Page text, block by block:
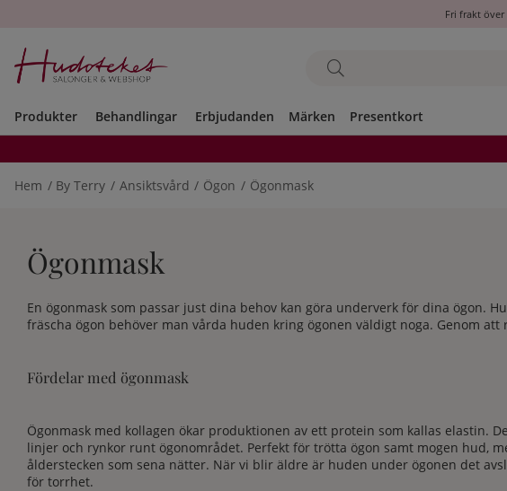
Fri frakt över
Produkter Behandlingar Erbjudanden Märken Presentkort
Hem By Terry Ansiktsvård Ögon Ögonmask
Ögonmask
En ögonmask som passar just dina behov kan göra underverk för dina ögon.
fräscha ögon behöver man vårda huden kring ögonen väldigt noga. Genom
Fördelar med ögonmask
Ögonmask med kollagen ökar produktionen av ett protein som kallas
linjer och rynkor runt ögonområdet. Perfekt för trötta ögon samt mogen hud,
ålderstecken som sena nätter. När vi blir äldre är huden under ögonen det
för torrhet.